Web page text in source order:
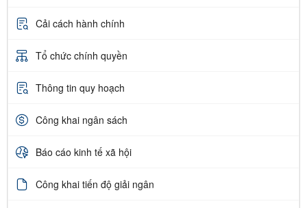
Cải cách hành chính
Tổ chức chính quyền
Thông tin quy hoạch
Công khai ngân sách
Báo cáo kinh tế xã hội
Công khai tiến độ giải ngân